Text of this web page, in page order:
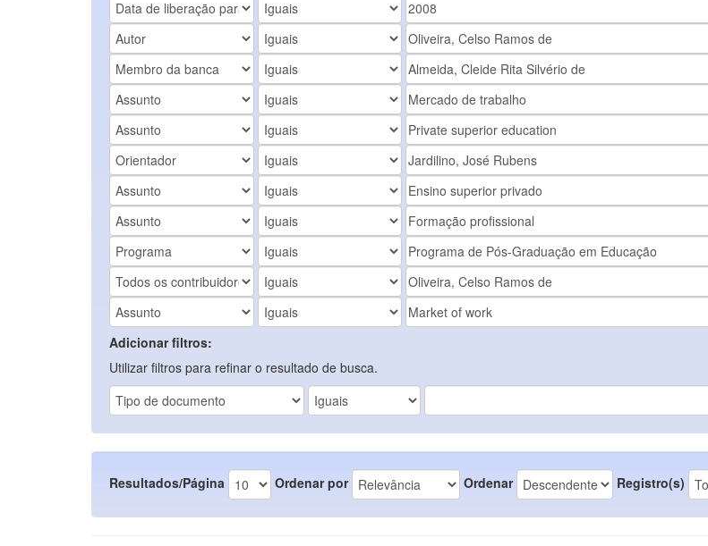
Adicionar filtros:
Utilizar filtros para refinar o resultado de busca.
Resultados/Página Ordenar por Ordenar Registro(s)